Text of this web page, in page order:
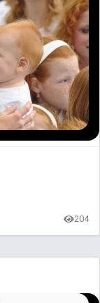
204